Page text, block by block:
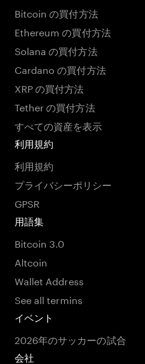
Bitcoin の買付方法
Ethereum の買付方法
Solana の買付方法
Cardano の買付方法
XRP の買付方法
Tether の買付方法
すべての資産を表示
利用規約
利用規約
プライバシーポリシー
GPSR
用語集
Bitcoin 3.0
Altcoin
Wallet Address
See all termins
イベント
2026年のサッカーの試合
会社